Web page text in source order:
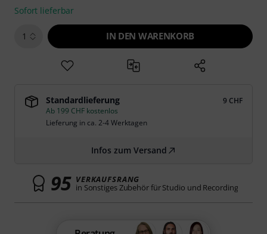
Sofort lieferbar
1 IN DEN WARENKORB
Standardlieferung
9 CHF
Ab 199 CHF kostenlos
Lieferung in ca. 2-4 Werktagen
Infos zum Versand
95 VERKAUFSRANG
in Sonstiges Zubehör für Studio und Recording